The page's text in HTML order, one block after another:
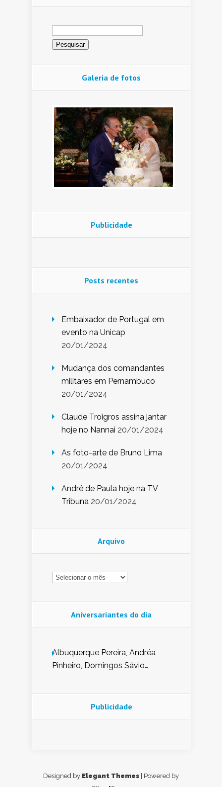
Pesquisar
por:
Galeria de fotos
Publicidade
Posts recentes
Embaixador de Portugal em
evento na Unicap
20/01/2024
Mudança dos comandantes
militares em Pernambuco
20/01/2024
Claude Troigros assina jantar
hoje no Nannai 20/01/2024
As foto-arte de Bruno Lima
20/01/2024
André de Paula hoje na TV
Tribuna 20/01/2024
Arquivo
Arquivo
Aniversariantes do dia
Albuquerque Pereira, Andréa
Pinheiro, Domingos Sávio
Nunes de Sena, Fátima Peixoto,
Glória Pereira, Kátia Mesel,
Publicidade
Designed by Elegant Themes | Powered by